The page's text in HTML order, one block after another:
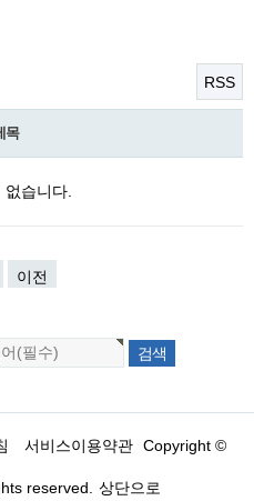
RSS
목
습니다.
이전
서비스이용약관 Copyright ©
reserved. 상단으로